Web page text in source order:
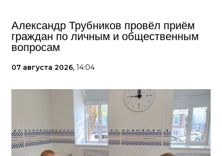
Александр Трубников провёл приём
граждан по личным и общественным
вопросам
07 августа 2026, 14:04